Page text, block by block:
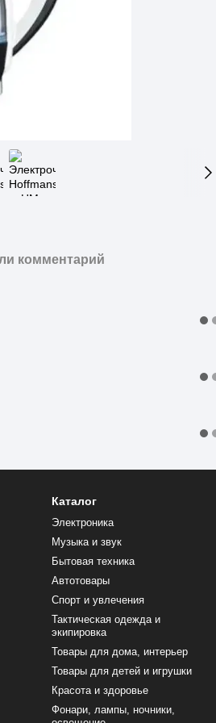
комментарий
Каталог
Электроника
Музыка и звук
Бытовая техника
Автотовары
Спорт и увлечения
Тактическая одежда и
экипировка
Товары для дома, интерьер
Товары для детей и игрушки
Красота и здоровье
Фонари, лампы, ночники,